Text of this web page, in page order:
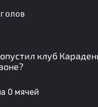
клуб
0 мячей